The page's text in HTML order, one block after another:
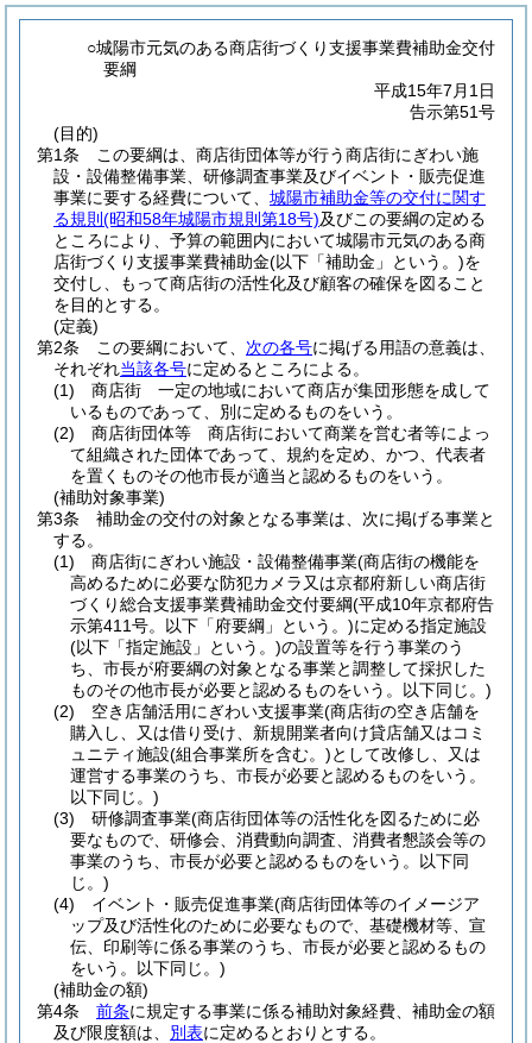
○城陽市元気のある商店街づくり支援事業費補助金交付
要綱
平成15年7月1日
告示第51号
(目的)
第1条
この要綱は、商店街団体等が行う商店街にぎわい施
設・設備整備事業、研修調査事業及びイベント・販売促進
事業に要する経費について、 城陽市補助金等の交付に関す
る規則 (昭和58年城陽市規則第18号)及びこの要綱の定める
ところにより、予算の範囲内において城陽市元気のある商
店街づくり支援事業費補助金(以下「補助金」という。)を
交付し、もって商店街の活性化及び顧客の確保を図ること
を目的とする。
(定義)
第2条
この要綱において、 次の各号に掲げる用語の意義は、
それぞれ当該各号に定めるところによる。
(1)
商店街 一定の地域において商店が集団形態を成して
いるものであって、別に定めるものをいう。
(2)
商店街団体等 商店街において商業を営む者等によっ
て組織された団体であって、規約を定め、かつ、代表者
を置くものその他市長が適当と認めるものをいう。
(補助対象事業)
第3条
補助金の交付の対象となる事業は、次に掲げる事業と
する。
(1)
商店街にぎわい施設・設備整備事業(商店街の機能を
高めるために必要な防犯カメラ又は京都府新しい商店街
づくり総合支援事業費補助金交付要綱(平成10年京都府告
示第411号。以下「府要綱」という。)に定める指定施設
(以下「指定施設」という。)の設置等を行う事業のう
ち、市長が府要綱の対象となる事業と調整して採択した
ものその他市長が必要と認めるものをいう。以下同じ。)
(2)
空き店舗活用にぎわい支援事業(商店街の空き店舗を
購入し、又は借り受け、新規開業者向け貸店舗又はコミ
ュニティ施設(組合事業所を含む。)として改修し、又は
運営する事業のうち、市長が必要と認めるものをいう。
以下同じ。)
(3)
研修調査事業(商店街団体等の活性化を図るために必
要なもので、研修会、消費動向調査、消費者懇談会等の
事業のうち、市長が必要と認めるものをいう。以下同
じ。)
(4)
イベント・販売促進事業(商店街団体等のイメージア
ップ及び活性化のために必要なもので、基礎機材等、宣
伝、印刷等に係る事業のうち、市長が必要と認めるもの
をいう。以下同じ。)
(補助金の額)
第4条
前条に規定する事業に係る補助対象経費、補助金の額
及び限度額は、 別表に定めるとおりとする。